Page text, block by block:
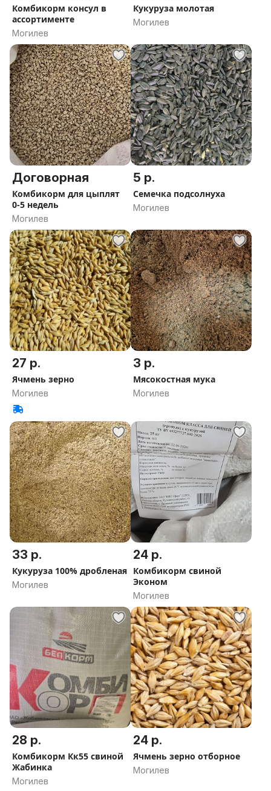
Комбикорм консул в
ассортименте
Могилев
Кукуруза молотая
Могилев
Договорная
Комбикорм для цыплят
0-5 недель
Могилев
5 р.
Семечка подсолнуха
Могилев
27 р.
Ячмень зерно
Могилев
3 р.
Мясокостная мука
Могилев
33 р.
Кукуруза 100% дробленая
Могилев
24 р.
Комбикорм свиной
Эконом
Могилев
28 р.
Комбикорм Кк55 свиной
Жабинка
Могилев
24 р.
Ячмень зерно отборное
Могилев